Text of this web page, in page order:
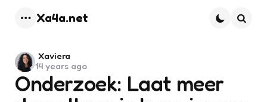
Xa4a.net
Onderzoek: Laat meer
Posted
by
Xaviera
14 years ago